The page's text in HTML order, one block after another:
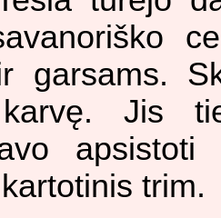
garsams.
Jis
trim.